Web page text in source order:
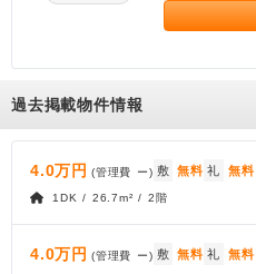
過去掲載物件情報
4.0万円 (管理費 ー) 敷 無料 礼 無料
1DK / 26.7m² / 2階
4.0万円 (管理費 ー) 敷 無料 礼 無料